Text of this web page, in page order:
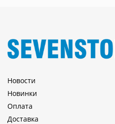
Новости
Новинки
Оплата
Доставка